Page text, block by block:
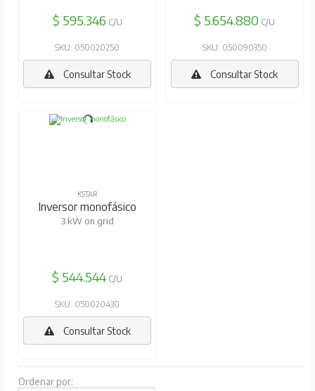
$ 595.346 C/U
SKU: 050020250
Consultar Stock
$ 5.654.880 C/U
SKU: 050090350
Consultar Stock
KSTAR
Inversor monofásico
3 kW on grid
$ 544.544 C/U
SKU: 050020430
Consultar Stock
Ordenar por: